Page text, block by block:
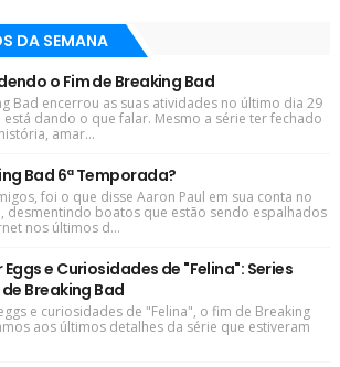
DA SEMANA
o Fim de Breaking Bad
Bad encerrou as suas atividades no último dia 29
está dando o que falar. Mesmo a série ter fechado
amar...
Bad 6ª Temporada?
foi o que disse Aaron Paul em sua conta no
desmentindo boatos que estão sendo espalhados
nos últimos d...
Eggs e Curiosidades de "Felina": Series
Breaking Bad
e curiosidades de "Felina", o fim de Breaking
aos últimos detalhes da série que estiveram